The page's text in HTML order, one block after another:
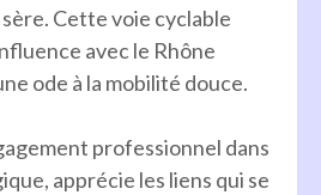
Cette voie cyclable
avec le Rhône
ode à la mobilité douce.
professionnel dans
apprécie les liens qui se